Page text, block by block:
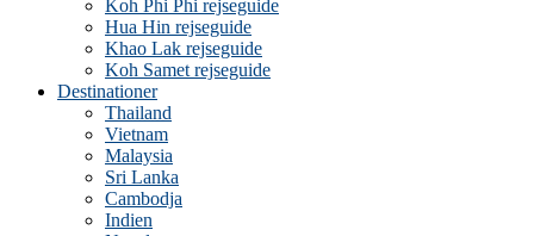
Koh Phi Phi rejseguide
Hua Hin rejseguide
Khao Lak rejseguide
Koh Samet rejseguide
Destinationer
Thailand
Vietnam
Malaysia
Sri Lanka
Cambodja
Indien